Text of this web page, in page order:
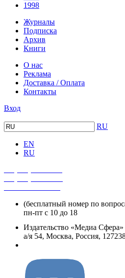
1998
Журналы
Подписка
Архив
Книги
О нас
Реклама
Доставка / Оплата
Контакты
Вход
RU
EN
RU
(бесплатный номер по
пн-пт с 10 до 18
Издательство «Медиа Сфера»
а/я 54, Москва, Россия,